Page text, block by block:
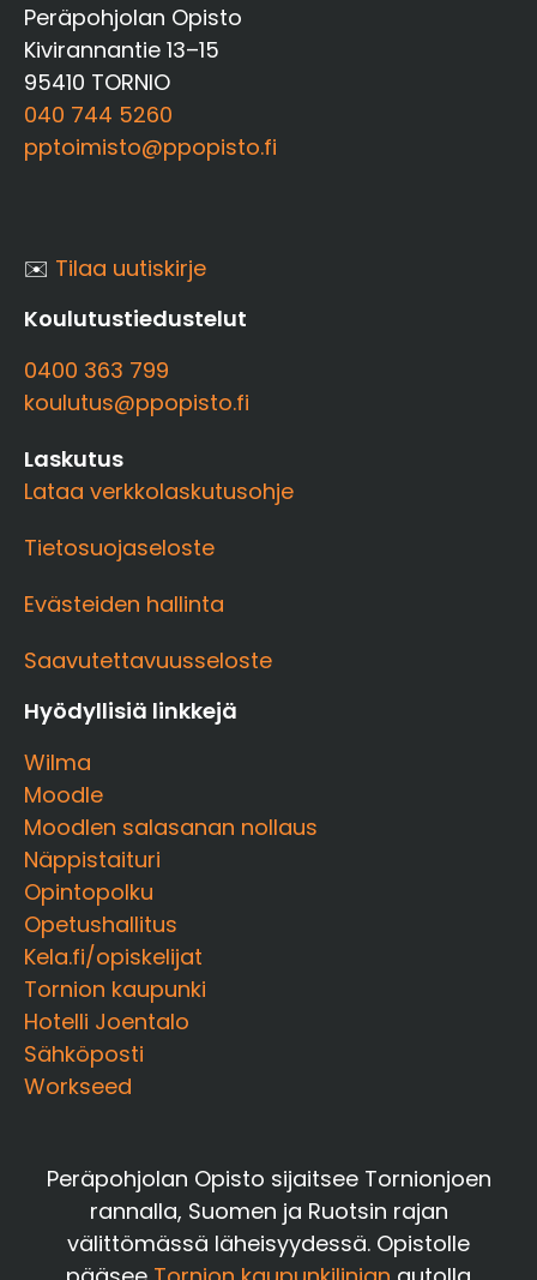
Peräpohjolan Opisto
Kivirannantie 13–15
95410 TORNIO
040 744 5260
pptoimisto@ppopisto.fi
✉️ Tilaa uutiskirje
Koulutustiedustelut
0400 363 799
koulutus@ppopisto.fi
Laskutus
Lataa verkkolaskutusohje
Tietosuojaseloste
Evästeiden hallinta
Saavutettavuusseloste
Hyödyllisiä linkkejä
Wilma
Moodle
Moodlen salasanan nollaus
Näppistaituri
Opintopolku
Opetushallitus
Kela.fi/opiskelijat
Tornion kaupunki
Hotelli Joentalo
Sähköposti
Workseed
Peräpohjolan Opisto sijaitsee Tornionjoen
rannalla, Suomen ja Ruotsin rajan
välittömässä läheisyydessä. Opistolle